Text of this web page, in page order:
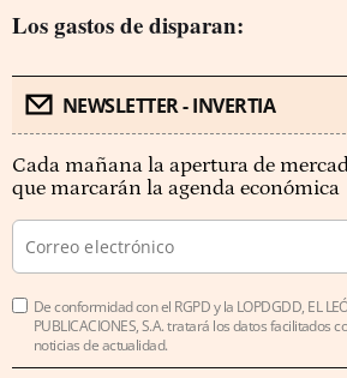
Los gastos de disparan:
NEWSLETTER - INVERTIA
Cada mañana la apertura de
que marcarán la agenda económica
De conformidad con el RGPD y la LOPDGDD, EL
PUBLICACIONES, S.A. tratará los datos facilitados
noticias de actualidad.